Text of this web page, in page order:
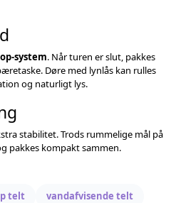
system. Når turen er slut, pakkes
Døre med lynlås kan rulles
og naturligt lys.
stabilitet. Trods rummelige mål på
pakkes kompakt sammen.
telt
vandafvisende telt